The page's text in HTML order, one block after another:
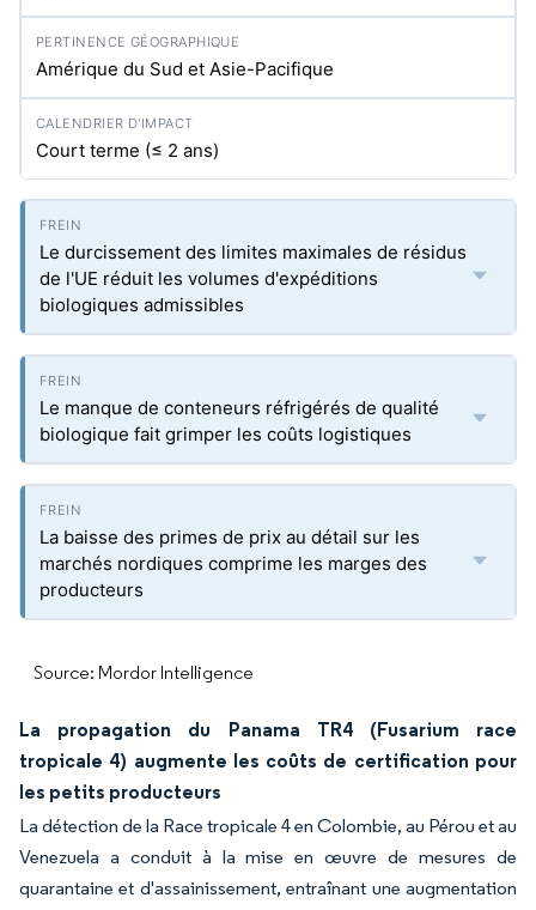
Amérique du Sud et Asie-Pacifique
Court terme (≤ 2 ans)
Le durcissement des limites maximales de résidus
de l'UE réduit les volumes d'expéditions
biologiques admissibles
Le manque de conteneurs réfrigérés de qualité
biologique fait grimper les coûts logistiques
La baisse des primes de prix au détail sur les
marchés nordiques comprime les marges des
producteurs
Source: Mordor Intelligence
La propagation du Panama TR4 (Fusarium race
tropicale 4) augmente les coûts de certification pour
les petits producteurs
La détection de la Race tropicale 4 en Colombie, au Pérou et au
Venezuela a conduit à la mise en œuvre de mesures de
quarantaine et d'assainissement, entraînant une augmentation